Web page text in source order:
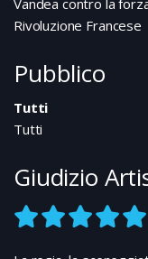
Rivoluzione Francese
Pubblico
Tutti
Tutti
Giudizio